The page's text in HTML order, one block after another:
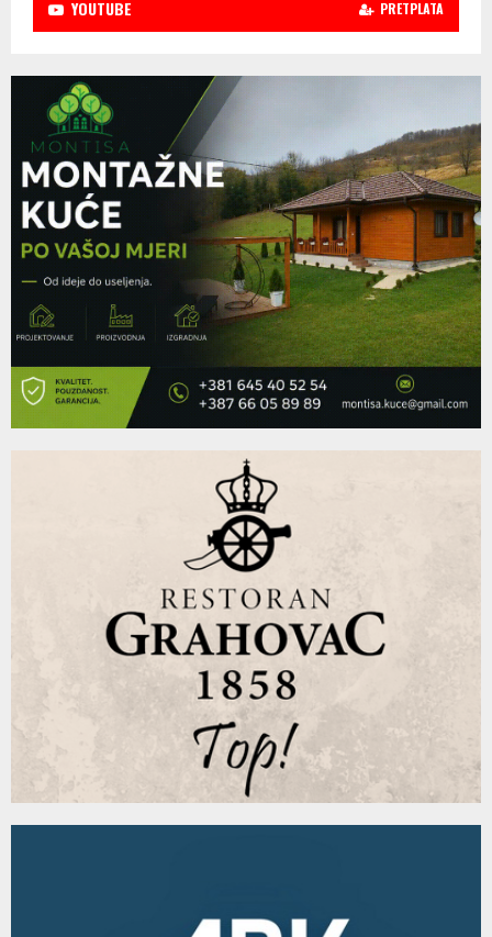
YOUTUBE PRETPLATA